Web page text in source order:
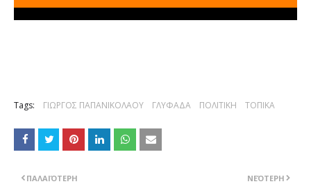
Tags: ΓΙΩΡΓΟΣ ΠΑΠΑΝΙΚΟΛΑΟΥ ΓΛΥΦΑΔΑ ΠΟΛΙΤΙΚΗ ΤΟΠΙΚΑ
ΝΕΌΤΕΡΗ
ΠΑΛΑΙΌΤΕΡΗ